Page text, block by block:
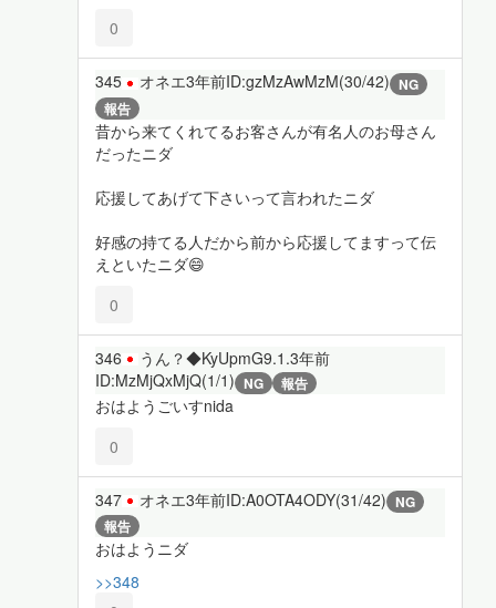
0
345 オネエ3年前ID:gzMzAwMzM(30/42) NG
報告
昔から来てくれてるお客さんが有名人のお母さん
だったニダ
応援してあげて下さいって言われたニダ
好感の持てる人だから前から応援してますって伝
えといたニダ😄
0
346 うん？◆KyUpmG9.1.3年前
ID:MzMjQxMjQ(1/1) NG 報告
おはようごいすnida
0
347 オネエ3年前ID:A0OTA4ODY(31/42) NG
報告
おはようニダ
>>348